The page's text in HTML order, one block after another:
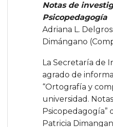
Notas de
Psicopedagogía
Adriana L.
Dimángano
La Secretaría de
agrado de
“Ortografía y
universidad .
Psicopedagogía”
Patricia